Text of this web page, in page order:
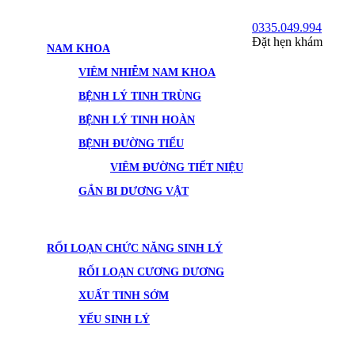
NAM KHOA
VIÊM NHIỄM NAM KHOA
BỆNH LÝ TINH TRÙNG
BỆNH LÝ TINH HOÀN
BỆNH ĐƯỜNG TIỂU
VIÊM ĐƯỜNG TIẾT NIỆU
GẮN BI DƯƠNG VẬT
RỐI LOẠN CHỨC NĂNG SINH LÝ
RỐI LOẠN CƯƠNG DƯƠNG
XUẤT TINH SỚM
YẾU SINH LÝ
0335.049.994
Đặt hẹn khám